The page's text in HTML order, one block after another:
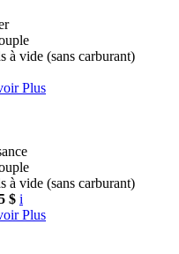
à vide (sans carburant)
Plus
à vide (sans carburant)
$ i
Plus